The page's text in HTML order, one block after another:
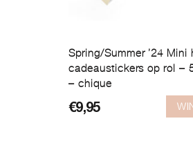
Spring/Summer ’24 Mini
cadeaustickers op rol –
– chique
€9,95